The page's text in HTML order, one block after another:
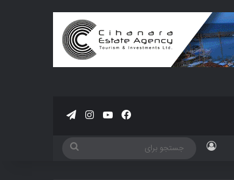
فیسبوکیوتیوباینستاگرام